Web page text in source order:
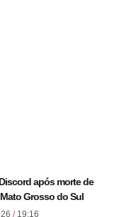
após morte de
Grosso do Sul
19:16